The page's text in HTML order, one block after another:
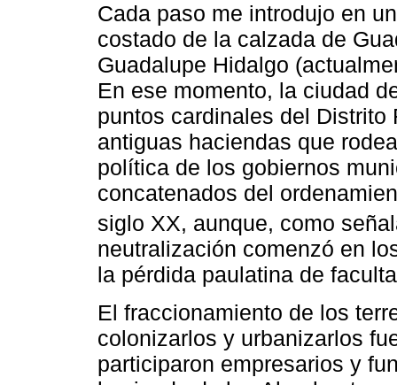
Cada paso me introdujo en
costado de la calzada de
Guadalupe Hidalgo
En ese momento, la ciudad
puntos cardinales del
antiguas haciendas que
política de los gobiernos
concatenados del
siglo XX, aunque, como
neutralización comenzó en
la pérdida paulatina de
El fraccionamiento de los
colonizarlos y urbanizarlos
participaron empresarios y